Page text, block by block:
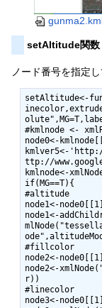
setAltitude関数
ノード番号を指定
setAltitude<-
#kmlnode <-
node0<-
kmlver5<-
ttp://
kmlnode<-
if(MG==T){
#altitude
node1<-
node1<-
#fillcolor
node2<-
node2<-
r))
#linecolor
node3<-